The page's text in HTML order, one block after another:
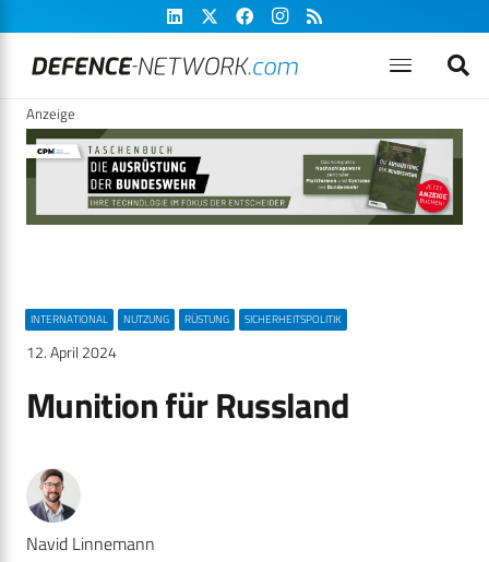
Anzeige
INTERNATIONAL NUTZUNG RÜSTUNG SICHERHEITSPOLITIK
12. April 2024
Munition für Russland
Navid Linnemann